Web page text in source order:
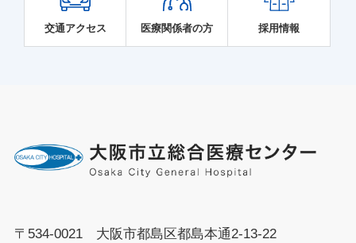
交通アクセス 医療関係者の方 採用情報
〒534-0021 大阪市都島区都島本通2-13-22